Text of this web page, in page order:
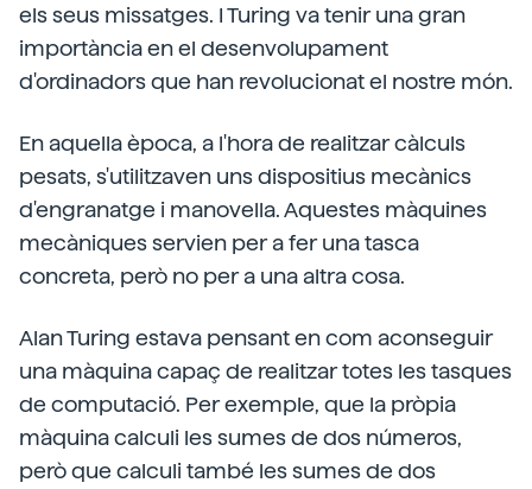
els seus missatges. I Turing va tenir una gran
importància en el desenvolupament
d'ordinadors que han revolucionat el nostre món.
En aquella època, a l'hora de realitzar càlculs
pesats, s'utilitzaven uns dispositius mecànics
d'engranatge i manovella. Aquestes màquines
mecàniques servien per a fer una tasca
concreta, però no per a una altra cosa.
Alan Turing estava pensant en com aconseguir
una màquina capaç de realitzar totes les tasques
de computació. Per exemple, que la pròpia
màquina calculi les sumes de dos números,
però que calculi també les sumes de dos